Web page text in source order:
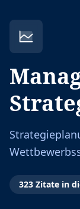
323 Zitate in